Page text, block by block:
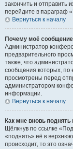
закончить и отправить
перейдите в параграф
Вернуться к началу
Почему моё
Администратор
предварительного
также, что
сообщения которых, по
просмотрены перед
администратором
информации.
Вернуться к началу
Как мне вновь
Щёлкнув по ссылке
«поднять» её в
происходит, то это